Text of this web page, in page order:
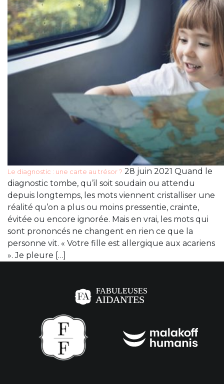
Le diagnostic : une carte au trésor ? 28 juin 2021 Quand le
diagnostic tombe, qu’il soit soudain ou attendu
depuis longtemps, les mots viennent cristalliser une
réalité qu’on a plus ou moins pressentie, crainte,
évitée ou encore ignorée. Mais en vrai, les mots qui
sont prononcés ne changent en rien ce que la
personne vit. « Votre fille est allergique aux acariens
». Je pleure […]